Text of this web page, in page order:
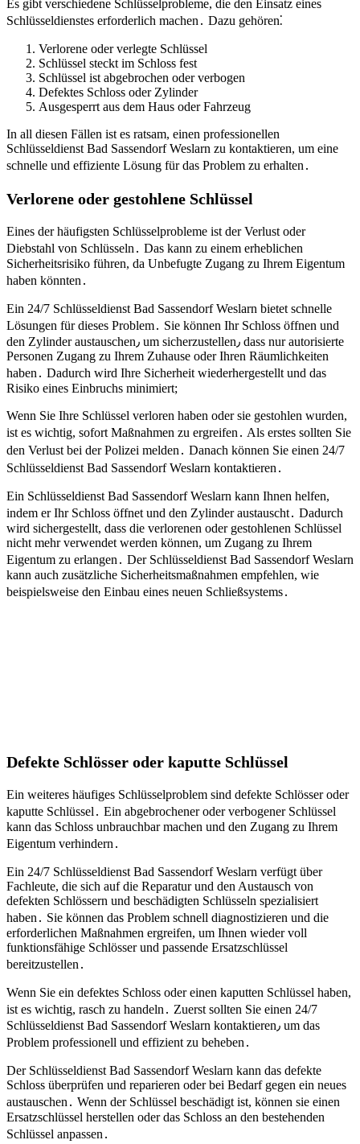
Es gibt verschiedene Schlüsselprobleme, die den Einsatz eines
Schlüsseldienstes erforderlich machen․ Dazu gehören⁚
Verlorene oder verlegte Schlüssel
Schlüssel steckt im Schloss fest
Schlüssel ist abgebrochen oder verbogen
Defektes Schloss oder Zylinder
Ausgesperrt aus dem Haus oder Fahrzeug
In all diesen Fällen ist es ratsam, einen professionellen
Schlüsseldienst Bad Sassendorf Weslarn zu kontaktieren, um eine
schnelle und effiziente Lösung für das Problem zu erhalten․
Verlorene oder gestohlene Schlüssel
Eines der häufigsten Schlüsselprobleme ist der Verlust oder
Diebstahl von Schlüsseln․ Das kann zu einem erheblichen
Sicherheitsrisiko führen, da Unbefugte Zugang zu Ihrem Eigentum
haben könnten․
Ein 24/7 Schlüsseldienst Bad Sassendorf Weslarn bietet schnelle
Lösungen für dieses Problem․ Sie können Ihr Schloss öffnen und
den Zylinder austauschen٫ um sicherzustellen٫ dass nur autorisierte
Personen Zugang zu Ihrem Zuhause oder Ihren Räumlichkeiten
haben․ Dadurch wird Ihre Sicherheit wiederhergestellt und das
Risiko eines Einbruchs minimiert;
Wenn Sie Ihre Schlüssel verloren haben oder sie gestohlen wurden,
ist es wichtig, sofort Maßnahmen zu ergreifen․ Als erstes sollten Sie
den Verlust bei der Polizei melden․ Danach können Sie einen 24/7
Schlüsseldienst Bad Sassendorf Weslarn kontaktieren․
Ein Schlüsseldienst Bad Sassendorf Weslarn kann Ihnen helfen,
indem er Ihr Schloss öffnet und den Zylinder austauscht․ Dadurch
wird sichergestellt, dass die verlorenen oder gestohlenen Schlüssel
nicht mehr verwendet werden können, um Zugang zu Ihrem
Eigentum zu erlangen․ Der Schlüsseldienst Bad Sassendorf Weslarn
kann auch zusätzliche Sicherheitsmaßnahmen empfehlen, wie
beispielsweise den Einbau eines neuen Schließsystems․
Defekte Schlösser oder kaputte Schlüssel
Ein weiteres häufiges Schlüsselproblem sind defekte Schlösser oder
kaputte Schlüssel․ Ein abgebrochener oder verbogener Schlüssel
kann das Schloss unbrauchbar machen und den Zugang zu Ihrem
Eigentum verhindern․
Ein 24/7 Schlüsseldienst Bad Sassendorf Weslarn verfügt über
Fachleute, die sich auf die Reparatur und den Austausch von
defekten Schlössern und beschädigten Schlüsseln spezialisiert
haben․ Sie können das Problem schnell diagnostizieren und die
erforderlichen Maßnahmen ergreifen, um Ihnen wieder voll
funktionsfähige Schlösser und passende Ersatzschlüssel
bereitzustellen․
Wenn Sie ein defektes Schloss oder einen kaputten Schlüssel haben,
ist es wichtig, rasch zu handeln․ Zuerst sollten Sie einen 24/7
Schlüsseldienst Bad Sassendorf Weslarn kontaktieren٫ um das
Problem professionell und effizient zu beheben․
Der Schlüsseldienst Bad Sassendorf Weslarn kann das defekte
Schloss überprüfen und reparieren oder bei Bedarf gegen ein neues
austauschen․ Wenn der Schlüssel beschädigt ist, können sie einen
Ersatzschlüssel herstellen oder das Schloss an den bestehenden
Schlüssel anpassen․